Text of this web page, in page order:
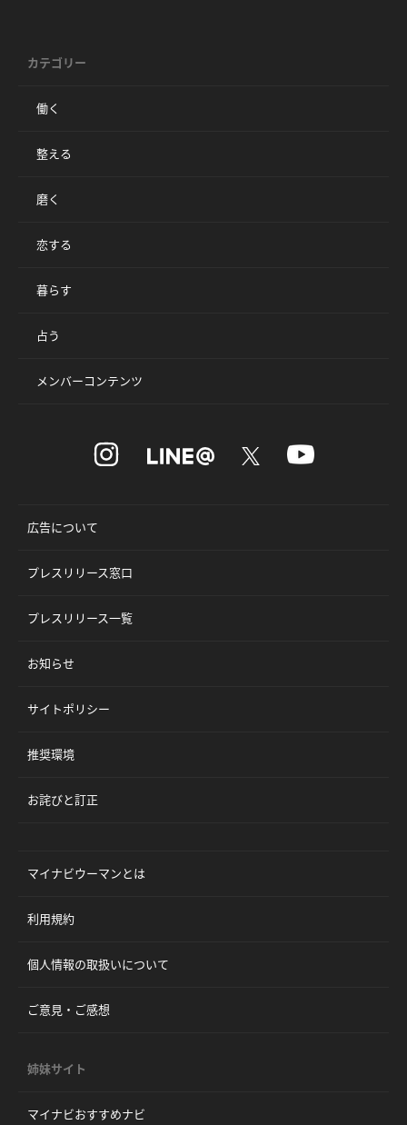
カテゴリー
働く
整える
磨く
恋する
暮らす
占う
メンバーコンテンツ
広告について
プレスリリース窓口
プレスリリース一覧
お知らせ
サイトポリシー
推奨環境
お詫びと訂正
マイナビウーマンとは
利用規約
個人情報の取扱いについて
ご意見・ご感想
姉妹サイト
マイナビおすすめナビ